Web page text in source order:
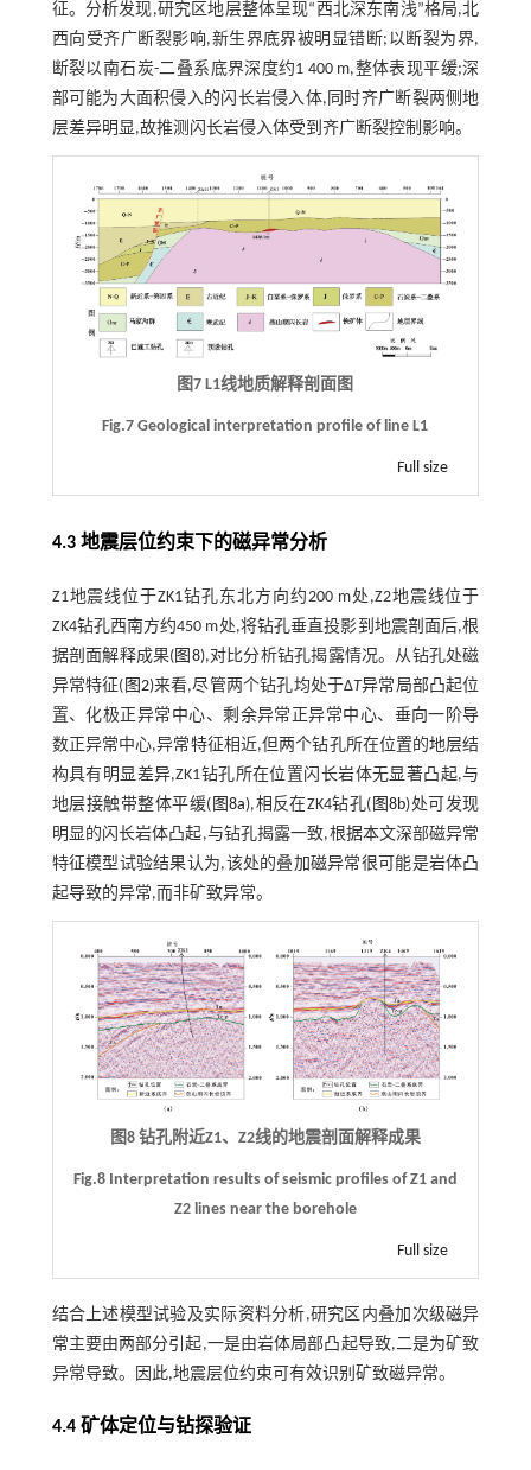
征。分析发现,研究区地层整体呈现“西北深东南浅”格局,北
西向受齐广断裂影响,新生界底界被明显错断;以断裂为界,
断裂以南石炭-二叠系底界深度约1 400 m,整体表现平缓;深
部可能为大面积侵入的闪长岩侵入体,同时齐广断裂两侧地
层差异明显,故推测闪长岩侵入体受到齐广断裂控制影响。
图7 L1线地质解释剖面图
Fig.7 Geological interpretation profile of line L1
Full size
4.3 地震层位约束下的磁异常分析
Z1地震线位于ZK1钻孔东北方向约200 m处,Z2地震线位于
ZK4钻孔西南方约450 m处,将钻孔垂直投影到地震剖面后,根
据剖面解释成果(图8),对比分析钻孔揭露情况。从钻孔处磁
异常特征( 图2)来看,尽管两个钻孔均处于ΔT异常局部凸起位
置、化极正异常中心、剩余异常正异常中心、垂向一阶导
数正异常中心,异常特征相近,但两个钻孔所在位置的地层结
构具有明显差异,ZK1钻孔所在位置闪长岩体无显著凸起,与
地层接触带整体平缓( 图8a),相反在ZK4钻孔( 图8b)处可发现
明显的闪长岩体凸起,与钻孔揭露一致,根据本文深部磁异常
特征模型试验结果认为,该处的叠加磁异常很可能是岩体凸
起导致的异常,而非矿致异常。
图8 钻孔附近Z1、Z2线的地震剖面解释成果
Fig.8 Interpretation results of seismic profiles of Z1 and
Z2 lines near the borehole
Full size
结合上述模型试验及实际资料分析,研究区内叠加次级磁异
常主要由两部分引起,一是由岩体局部凸起导致,二是为矿致
异常导致。因此,地震层位约束可有效识别矿致磁异常。
4.4 矿体定位与钻探验证